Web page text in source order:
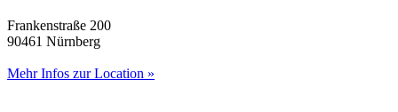
Frankenstraße 200
90461 Nürnberg
Mehr Infos zur Location »